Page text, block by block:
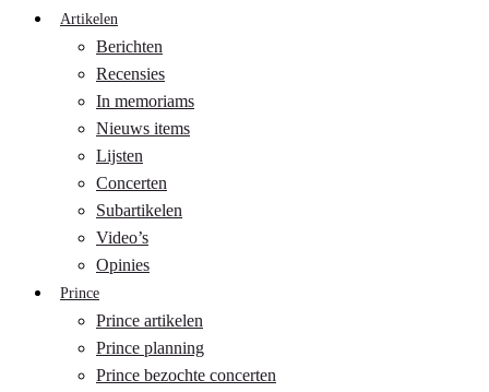
Artikelen
Berichten
Recensies
In memoriams
Nieuws items
Lijsten
Concerten
Subartikelen
Video’s
Opinies
Prince
Prince artikelen
Prince planning
Prince bezochte concerten